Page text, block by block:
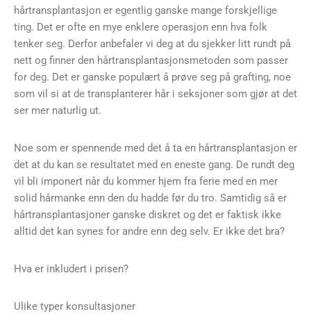
hårtransplantasjon er egentlig ganske mange forskjellige
ting. Det er ofte en mye enklere operasjon enn hva folk
tenker seg. Derfor anbefaler vi deg at du sjekker litt rundt på
nett og finner den hårtransplantasjonsmetoden som passer
for deg. Det er ganske populært å prøve seg på grafting, noe
som vil si at de transplanterer hår i seksjoner som gjør at det
ser mer naturlig ut.
Noe som er spennende med det å ta en hårtransplantasjon er
det at du kan se resultatet med en eneste gang. De rundt deg
vil bli imponert når du kommer hjem fra ferie med en mer
solid hårmanke enn den du hadde før du tro. Samtidig så er
hårtransplantasjoner ganske diskret og det er faktisk ikke
alltid det kan synes for andre enn deg selv. Er ikke det bra?
Hva er inkludert i prisen?
Ulike typer konsultasjoner